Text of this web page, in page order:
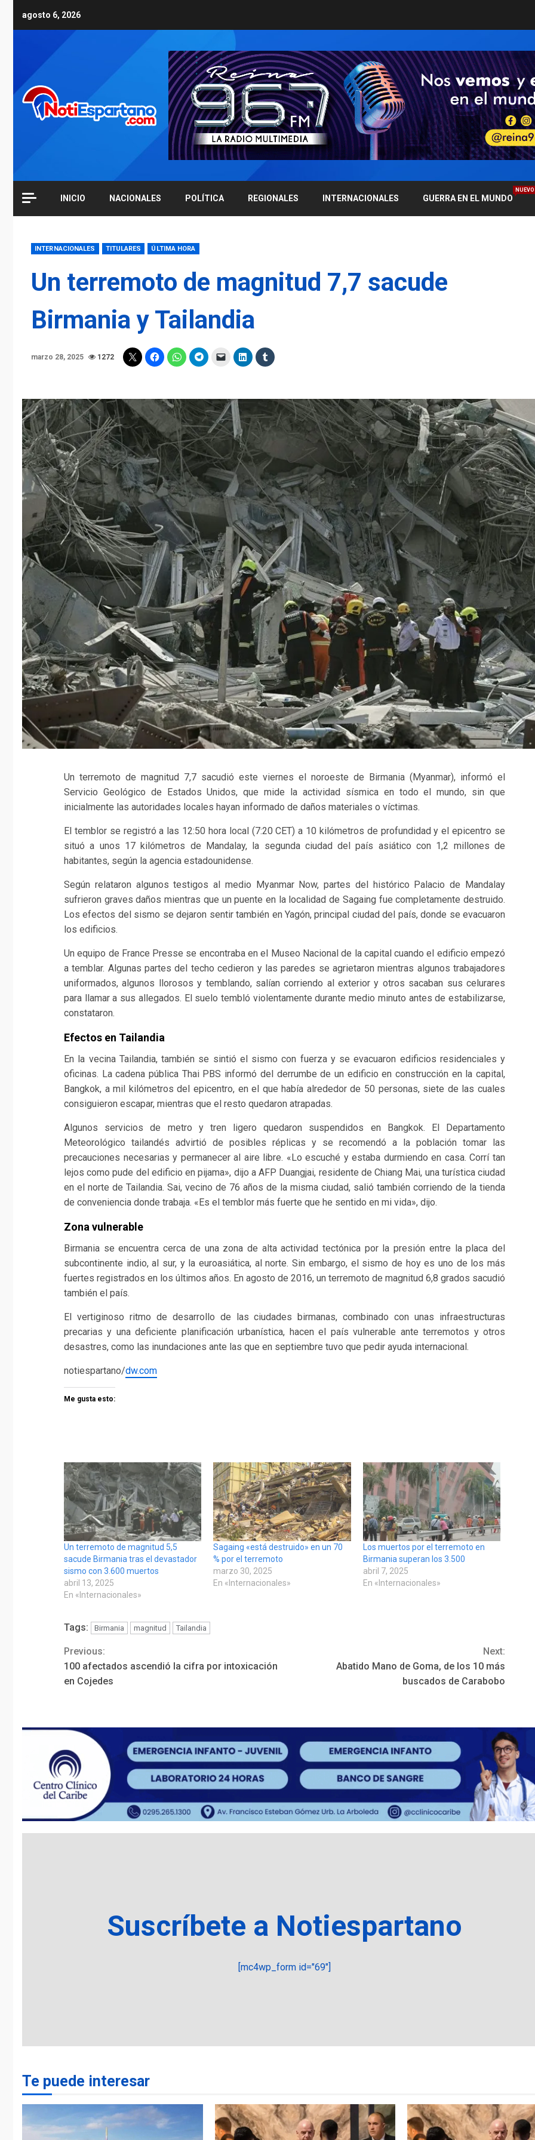
agosto 6, 2026
INICIO NACIONALES POLÍTICA REGIONALES INTERNACIONALES GUERRA EN EL MUNDO
NUEVO
INTERNACIONALES TITULARES ÚLTIMA HORA
Un terremoto de magnitud 7,7 sacude
Birmania y Tailandia
marzo 28, 2025 1272
Un terremoto de magnitud 7,7 sacudió este viernes el noroeste de Birmania (Myanmar), informó el
Servicio Geológico de Estados Unidos, que mide la actividad sísmica en todo el mundo, sin que
inicialmente las autoridades locales hayan informado de daños materiales o víctimas.
El temblor se registró a las 12:50 hora local (7:20 CET) a 10 kilómetros de profundidad y el epicentro se
situó a unos 17 kilómetros de Mandalay, la segunda ciudad del país asiático con 1,2 millones de
habitantes, según la agencia estadounidense.
Según relataron algunos testigos al medio Myanmar Now, partes del histórico Palacio de Mandalay
sufrieron graves daños mientras que un puente en la localidad de Sagaing fue completamente destruido.
Los efectos del sismo se dejaron sentir también en Yagón, principal ciudad del país, donde se evacuaron
los edificios.
Un equipo de France Presse se encontraba en el Museo Nacional de la capital cuando el edificio empezó
a temblar. Algunas partes del techo cedieron y las paredes se agrietaron mientras algunos trabajadores
uniformados, algunos llorosos y temblando, salían corriendo al exterior y otros sacaban sus celurares
para llamar a sus allegados. El suelo tembló violentamente durante medio minuto antes de estabilizarse,
constataron.
Efectos en Tailandia
En la vecina Tailandia, también se sintió el sismo con fuerza y se evacuaron edificios residenciales y
oficinas. La cadena pública Thai PBS informó del derrumbe de un edificio en construcción en la capital,
Bangkok, a mil kilómetros del epicentro, en el que había alrededor de 50 personas, siete de las cuales
consiguieron escapar, mientras que el resto quedaron atrapadas.
Algunos servicios de metro y tren ligero quedaron suspendidos en Bangkok. El Departamento
Meteorológico tailandés advirtió de posibles réplicas y se recomendó a la población tomar las
precauciones necesarias y permanecer al aire libre. «Lo escuché y estaba durmiendo en casa. Corrí tan
lejos como pude del edificio en pijama», dijo a AFP Duangjai, residente de Chiang Mai, una turística ciudad
en el norte de Tailandia. Sai, vecino de 76 años de la misma ciudad, salió también corriendo de la tienda
de conveniencia donde trabaja. «Es el temblor más fuerte que he sentido en mi vida», dijo.
Zona vulnerable
Birmania se encuentra cerca de una zona de alta actividad tectónica por la presión entre la placa del
subcontinente indio, al sur, y la euroasiática, al norte. Sin embargo, el sismo de hoy es uno de los más
fuertes registrados en los últimos años. En agosto de 2016, un terremoto de magnitud 6,8 grados sacudió
también el país.
El vertiginoso ritmo de desarrollo de las ciudades birmanas, combinado con unas infraestructuras
precarias y una deficiente planificación urbanística, hacen el país vulnerable ante terremotos y otros
desastres, como las inundaciones ante las que en septiembre tuvo que pedir ayuda internacional.
notiespartano/dw.com
Me gusta esto:
Un terremoto de magnitud 5,5
sacude Birmania tras el devastador
sismo con 3.600 muertos
abril 13, 2025
En «Internacionales»
Sagaing «está destruido» en un 70
% por el terremoto
marzo 30, 2025
En «Internacionales»
Los muertos por el terremoto en
Birmania superan los 3.500
abril 7, 2025
En «Internacionales»
Tags: Birmania magnitud Tailandia
Continue
Reading
Previous:
100 afectados ascendió la cifra por intoxicación
en Cojedes
Next:
Abatido Mano de Goma, de los 10 más
buscados de Carabobo
Suscríbete a Notiespartano
[mc4wp_form id="69"]
Te puede interesar